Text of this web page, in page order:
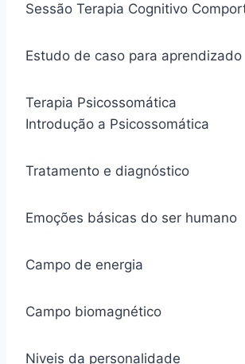
Sessão Terapia Cognitivo
Estudo de caso para aprendizado
Terapia Psicossomática
Introdução a Psicossomática
Tratamento e diagnóstico
Emoções básicas do ser humano
Campo de energia
Campo biomagnético
Niveis da personalidade